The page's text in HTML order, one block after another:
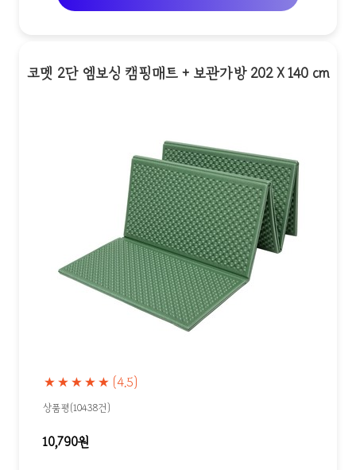
코멧 2단 엠보싱 캠핑매트 + 보관가방 202 X 140 cm
★★★★★ (4.5)
상품평(10438건)
10,790원